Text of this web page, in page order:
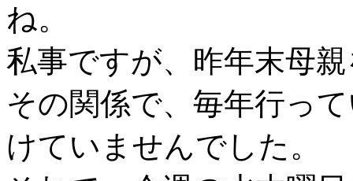
ね。
私事ですが、昨年末母
その関係で、毎年行っ
けていませんでした。